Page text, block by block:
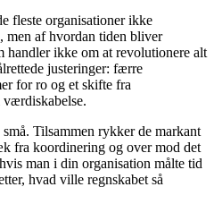
fleste organisationer ikke
men af hvordan tiden bliver
handler ikke om at revolutionere alt
justeringer: færre
for ro og et skifte fra
Tilsammen rykker de markant
fra koordinering og over mod det
man i din organisation målte tid
hvad ville regnskabet så